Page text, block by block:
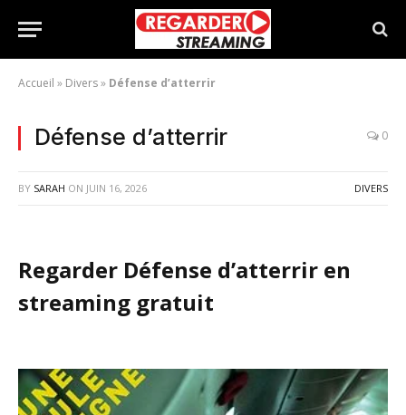
Accueil » Divers» Défense d’atterrir
Défense d’atterrir 0
BY SARAH ON JUIN 16, 2026 DIVERS
Regarder Défense d’atterrir en
streaming gratuit